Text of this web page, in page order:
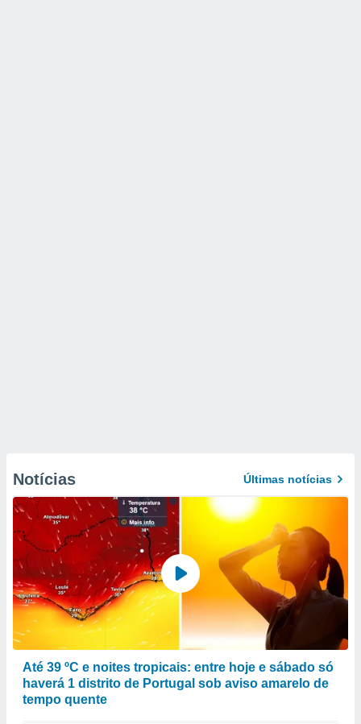
Notícias Últimas notícias
Até 39 ºC e noites tropicais: entre hoje e sábado só
haverá 1 distrito de Portugal sob aviso amarelo de
tempo quente